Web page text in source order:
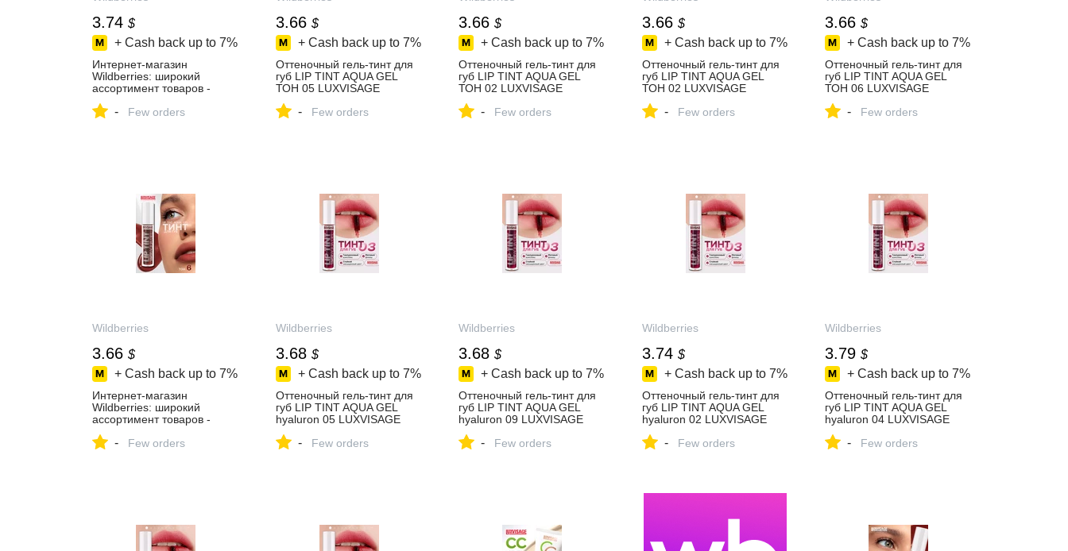
3.74 $
+ Cash back up to 7%
Интернет‑магазин
Wildberries: широкий
ассортимент товаров -
- Few orders
3.66 $
+ Cash back up to 7%
Оттеночный гель-тинт для
губ LIP TINT AQUA GEL
ТОН 05 LUXVISAGE
в интернет‑магазине
- Few orders
3.66 $
+ Cash back up to 7%
Оттеночный гель-тинт для
губ LIP TINT AQUA GEL
ТОН 02 LUXVISAGE
интернет‑магазине
- Few orders
3.66 $
+ Cash back up to 7%
Оттеночный гель-тинт для
губ LIP TINT AQUA GEL
ТОН 02 LUXVISAGE
интернет‑магазине
- Few orders
3.66 $
+ Cash back up to 7%
Оттеночный гель-тинт для
губ LIP TINT AQUA GEL
ТОН 06 LUXVISAGE
в интернет‑магазине
- Few orders
Wildberries
3.66 $
+ Cash back up to 7%
Интернет‑магазин
Wildberries: широкий
ассортимент товаров -
- Few orders
Wildberries
3.68 $
+ Cash back up to 7%
Оттеночный гель-тинт для
губ LIP TINT AQUA GEL
hyaluron 05 LUXVISAGE
в интернет‑магазине
- Few orders
Wildberries
3.68 $
+ Cash back up to 7%
Оттеночный гель-тинт для
губ LIP TINT AQUA GEL
hyaluron 09 LUXVISAGE
в интернет‑магазине
- Few orders
Wildberries
3.74 $
+ Cash back up to 7%
Оттеночный гель-тинт для
губ LIP TINT AQUA GEL
hyaluron 02 LUXVISAGE
в интернет‑магазине
- Few orders
Wildberries
3.79 $
+ Cash back up to 7%
Оттеночный гель-тинт для
губ LIP TINT AQUA GEL
hyaluron 04 LUXVISAGE
в интернет‑магазине
- Few orders